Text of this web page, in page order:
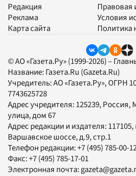
Редакция
Реклама
Карта сайта
Правовая
Условия
Политика
© АО «Газета.Ру» (1999-2026) –
Название: Газета.Ru (Gazeta.Ru)
Учредитель:АО «Газета.Ру», ОГРН
7743625728
Адрес учредителя: 125239, Россия,
улица, дом 67
Адрес редакции и издателя: 117105,
Варшавское шоссе, д.9, стр.1
Телефон редакции:+7 (495) 785-00-
Факс:+7 (495) 785-17-01
Электронная почта: